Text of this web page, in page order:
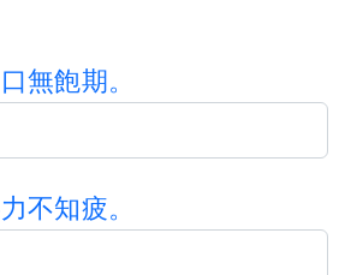
口無飽期。
力不知疲。